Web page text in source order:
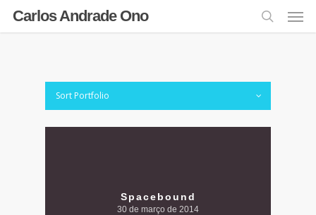
Carlos Andrade Ono
Sort Portfolio
Spacebound
30 de março de 2014